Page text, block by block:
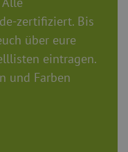
zertifiziert. Bis
über eure
eintragen.
und Farben